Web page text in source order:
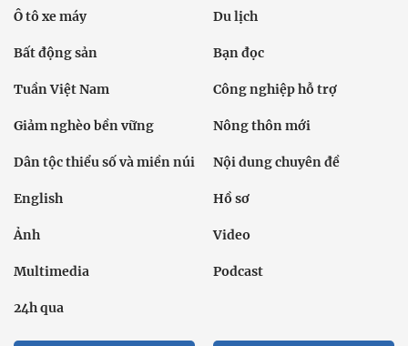
Ô tô xe máy Du lịch
Bất động sản Bạn đọc
Tuần Việt Nam Công nghiệp hỗ trợ
Giảm nghèo bền vững Nông thôn mới
Dân tộc thiểu số và miền núi Nội dung chuyên đề
English Hồ sơ
Ảnh Video
Multimedia Podcast
24h qua